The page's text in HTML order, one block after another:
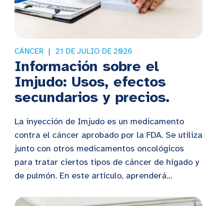
CÁNCER 21 DE JULIO DE 2026
Información sobre el
Imjudo: Usos, efectos
secundarios y precios.
La inyección de Imjudo es un medicamento
contra el cáncer aprobado por la FDA. Se utiliza
junto con otros medicamentos oncológicos
para tratar ciertos tipos de cáncer de hígado y
de pulmón. En este artículo, aprenderá...